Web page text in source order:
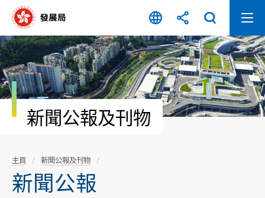
容
開
始
新聞公報及刊物
主頁 新聞公報及刊物
新聞公報